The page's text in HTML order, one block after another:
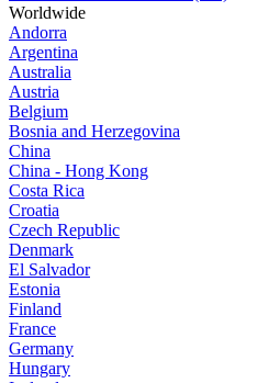
Worldwide
Andorra
Argentina
Australia
Austria
Belgium
Bosnia and Herzegovina
China
China - Hong Kong
Costa Rica
Croatia
Czech Republic
Denmark
El Salvador
Estonia
Finland
France
Germany
Hungary